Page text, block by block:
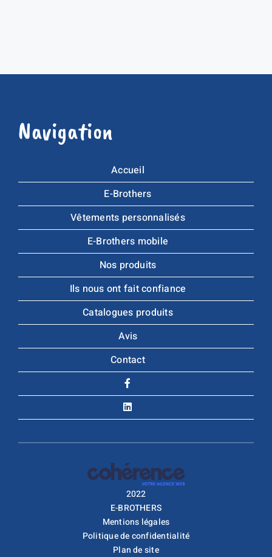
Navigation
Accueil
E-Brothers
Vêtements personnalisés
E-Brothers mobile
Nos produits
Ils nous ont fait confiance
Catalogues produits
Avis
Contact
2022
E-BROTHERS
Mentions légales
Politique de confidentialité
Plan de site